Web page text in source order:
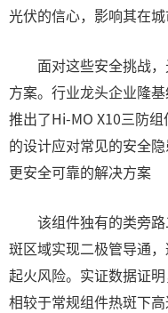
光伏的信心，影响其在城
面对这些安全挑战
方案。行业龙头企业隆
推出了Hi-MO X10三防
的设计应对常见的安全
更安全可靠的解决方案
该组件独有的类旁
斑区域实现二极管导通
起火风险。实证数据证
相较于常规组件热斑下